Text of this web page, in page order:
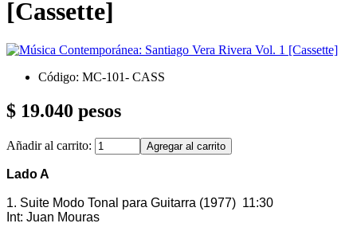
[Cassette]
Código: MC-101- CASS
$ 19.040 pesos
Añadir al carrito:
Lado A
1. Suite Modo Tonal para Guitarra (1977) 11:30
Int: Juan Mouras